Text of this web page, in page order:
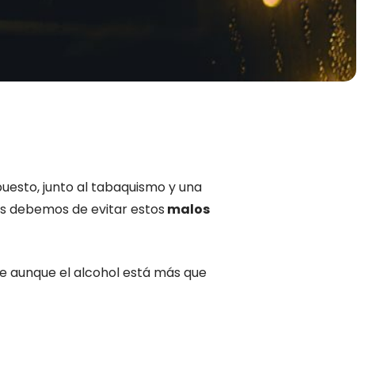
junto al tabaquismo y una
debemos de evitar estos malos
aunque el alcohol está más que